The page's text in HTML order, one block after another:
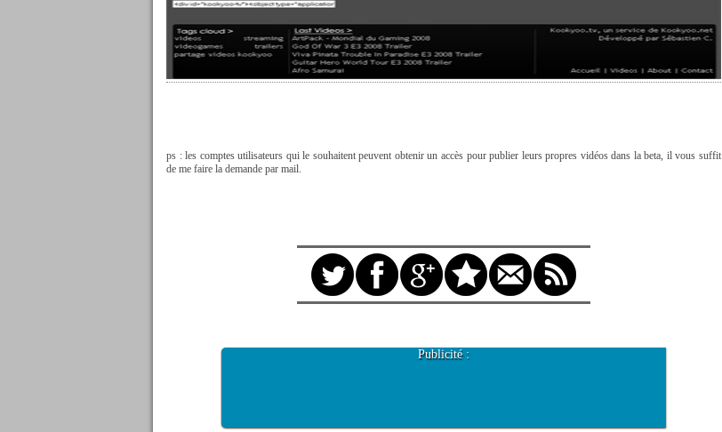
ps : les comptes utilisateurs qui le souhaitent peuvent obtenir un accès pour publier leurs propres vidéos dans la beta, il vous suffit
de me faire la demande par mail.
Publicité :